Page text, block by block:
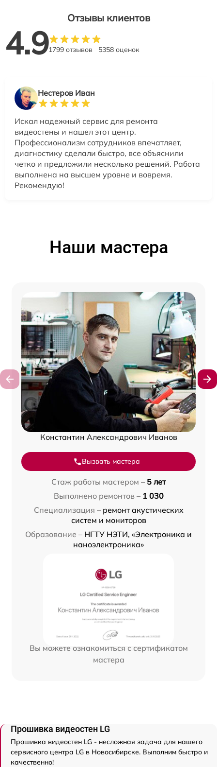
Отзывы клиентов
4.91799 отзывов 5358 оценок
Нестеров Иван
Искал надежный сервис для ремонта
видеостены и нашел этот центр.
Профессионализм сотрудников впечатляет,
диагностику сделали быстро, все объяснили
четко и предложили несколько решений. Работа
выполнена на высшем уровне и вовремя.
Рекомендую!
Наши мастера
Константин Александрович Иванов
Вызвать мастера
Стаж работы мастером – 5 лет
Выполнено ремонтов – 1 030
Специализация – ремонт акустических
систем и мониторов
Образование – НГТУ НЭТИ, «Электроника и
наноэлектроника»
Вы можете ознакомиться с сертификатом
мастера
Прошивка видеостен LG
Прошивка видеостен LG - несложная задача для нашего
сервисного центра LG в Новосибирске. Выполним быстро и
качественно!